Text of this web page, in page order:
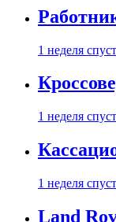
1 неделя
1 неделя
1 неделя
Land